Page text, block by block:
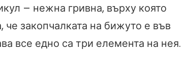
– нежна гривна, върху която
закопчалката на бижуто е във
все едно са три елемента на нея.